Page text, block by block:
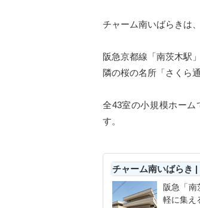
チャーム南いばらきは、
阪急京都線「南茨木駅
隣の桜の名所「さくら
全43室の小規模ホー
す。
チャーム南いばらき
阪急「
軽に集え